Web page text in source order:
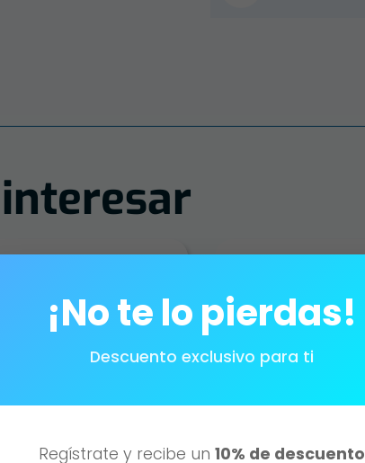
¡No te lo pierdas!
Descuento exclusivo para ti
Regístrate y recibe un 10% de descuento